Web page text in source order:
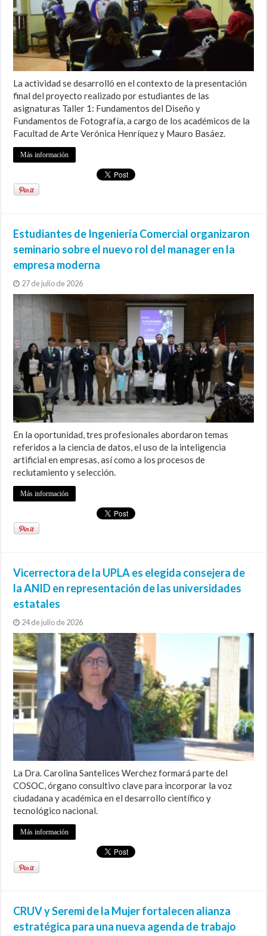
La actividad se desarrolló en el contexto de la presentación
final del proyecto realizado por estudiantes de las
asignaturas Taller 1: Fundamentos del Diseño y
Fundamentos de Fotografía, a cargo de los académicos de la
Facultad de Arte Verónica Henríquez y Mauro Basáez.
Más información
Estudiantes de Ingeniería Comercial organizaron
seminario sobre el nuevo rol del manager en la
empresa moderna
27 de julio de 2026
En la oportunidad, tres profesionales abordaron temas
referidos a la ciencia de datos, el uso de la inteligencia
artificial en empresas, así como a los procesos de
reclutamiento y selección.
Más información
Vicerrectora de la UPLA es elegida consejera de
la ANID en representación de las universidades
estatales
24 de julio de 2026
La Dra. Carolina Santelices Werchez formará parte del
COSOC, órgano consultivo clave para incorporar la voz
ciudadana y académica en el desarrollo científico y
tecnológico nacional.
Más información
CRUV y Seremi de la Mujer fortalecen alianza
estratégica para una nueva agenda de trabajo